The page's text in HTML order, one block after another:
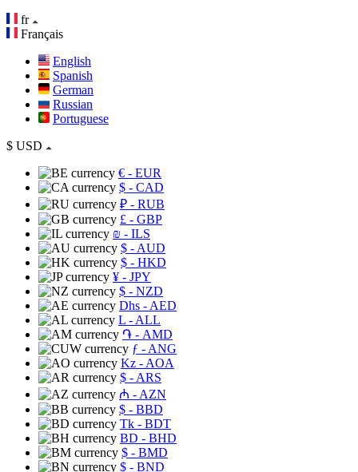
fr
Français
English
Spanish
German
Russian
Portuguese
$ USD
€ - EUR
$ - CAD
₽ - RUB
£ - GBP
₪ - ILS
$ - AUD
$ - HKD
¥ - JPY
$ - NZD
Dhs - AED
L - ALL
֏ - AMD
ƒ - ANG
Kz - AOA
$ - ARS
₼ - AZN
$ - BBD
Tk - BDT
BD - BHD
$ - BMD
$ - BND